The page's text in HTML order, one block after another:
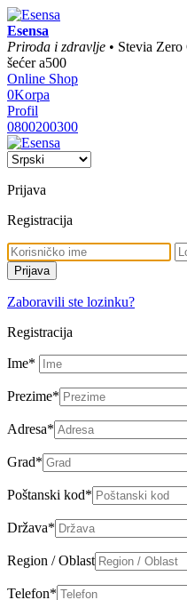
Esensa
Priroda i zdravlje • Stevia Zero
šećer a500
Online Shop
0Korpa
Profil
0800200300
Prijava
Registracija
Zaboravili ste lozinku?
Registracija
Ime*
Prezime*
Adresa*
Grad*
Poštanski kod*
Država*
Region / Oblast
Telefon*